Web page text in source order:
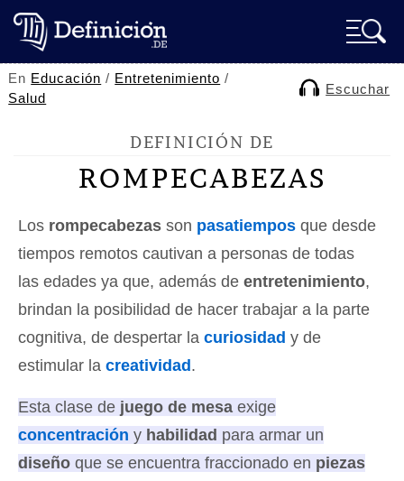
En Educación / Entretenimiento /
Salud
Escuchar
DEFINICIÓN DE
ROMPECABEZAS
Los rompecabezas son pasatiempos que desde
tiempos remotos cautivan a personas de todas
las edades ya que, además de entretenimiento,
brindan la posibilidad de hacer trabajar a la parte
cognitiva, de despertar la curiosidad y de
estimular la creatividad .
Esta clase de juego de mesa exige
concentración y habilidad para armar un
diseño que se encuentra fraccionado en piezas